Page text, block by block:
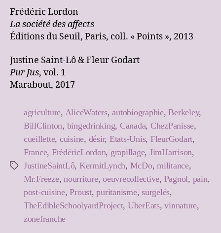
Frédéric Lordon
La société des affects
Éditions du Seuil, Paris, coll. « Points », 2013
Justine Saint-Lô & Fleur Godart
Pur Jus, vol. 1
Marabout, 2017
Étiquettes
agriculture, AliceWaters,autobiographie,Berkeley,
BillClinton, bingedrinking, Canada, ChezPanisse,
cueillette, cuisine, désir, Etats-Unis, FleurGodart,
France, FrédéricLordon, grapillage, JimHarrison,
JustineSaintLô, KermitLynch, McDo,militance,
Mr.Freeze,nourriture,oeuvrecollective, Pagnol, pain,
post-cuisine,Proust,puritanisme,surgelés,
TheEdibleSchoolyardProject, UberEats,vinnature,
zonefranche